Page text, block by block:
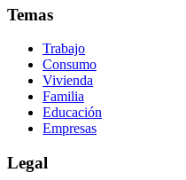
Temas
Trabajo
Consumo
Vivienda
Familia
Educación
Empresas
Legal